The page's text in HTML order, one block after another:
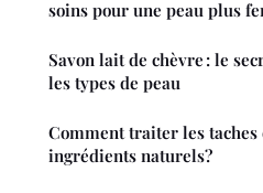
soins pour une peau plus
Savon lait de chèvre : le
les types de peau
Comment traiter les taches
ingrédients naturels?